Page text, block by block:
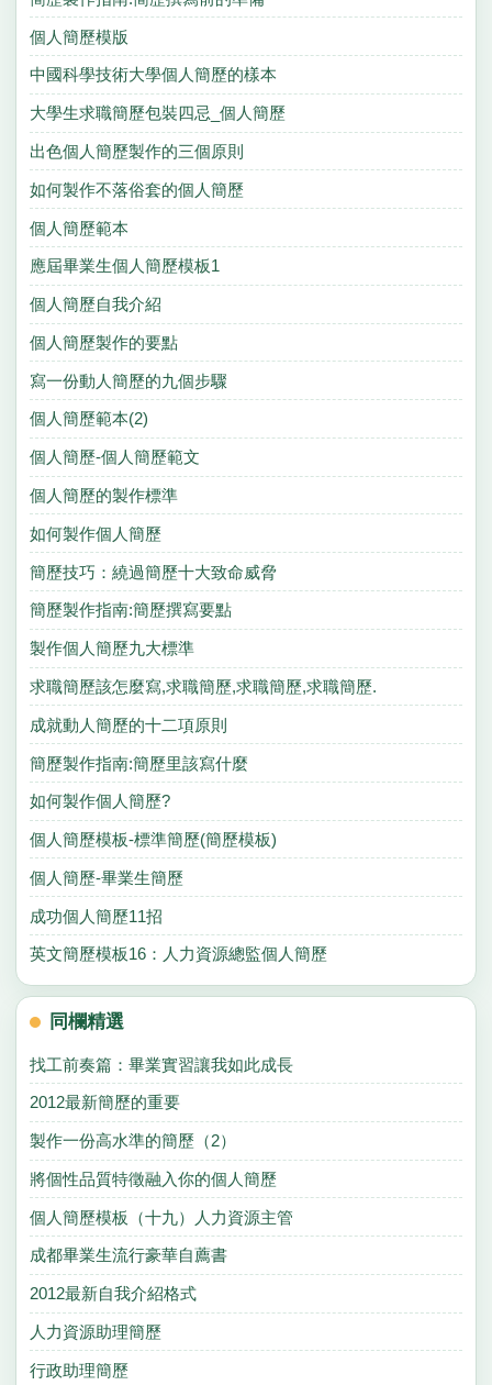
個人簡歷模版
中國科學技術大學個人簡歷的樣本
大學生求職簡歷包裝四忌_個人簡歷
出色個人簡歷製作的三個原則
如何製作不落俗套的個人簡歷
個人簡歷範本
應屆畢業生個人簡歷模板1
個人簡歷自我介紹
個人簡歷製作的要點
寫一份動人簡歷的九個步驟
個人簡歷範本(2)
個人簡歷-個人簡歷範文
個人簡歷的製作標準
如何製作個人簡歷
簡歷技巧：繞過簡歷十大致命威脅
簡歷製作指南:簡歷撰寫要點
製作個人簡歷九大標準
求職簡歷該怎麼寫,求職簡歷,求職簡歷,求職簡歷.
成就動人簡歷的十二項原則
簡歷製作指南:簡歷里該寫什麼
如何製作個人簡歷?
個人簡歷模板-標準簡歷(簡歷模板)
個人簡歷-畢業生簡歷
成功個人簡歷11招
英文簡歷模板16：人力資源總監個人簡歷
同欄精選
找工前奏篇：畢業實習讓我如此成長
2012最新簡歷的重要
製作一份高水準的簡歷（2）
將個性品質特徵融入你的個人簡歷
個人簡歷模板（十九）人力資源主管
成都畢業生流行豪華自薦書
2012最新自我介紹格式
人力資源助理簡歷
行政助理簡歷